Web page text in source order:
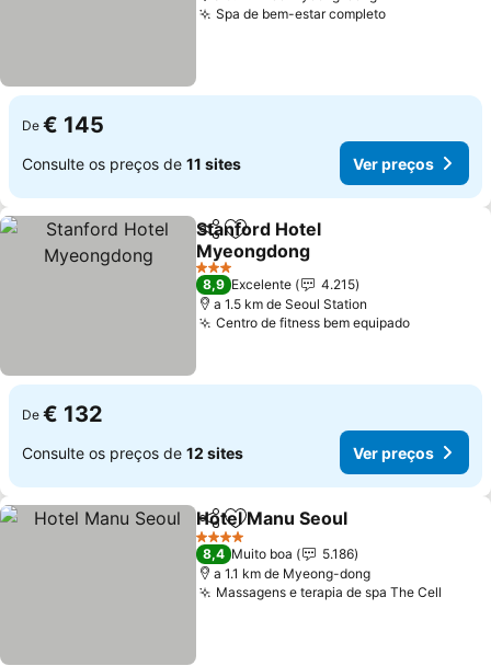
Spa de bem-estar completo
De € 145
Consulte os preços de 11 sites Ver preços
PartilharAdicionar aos favoritos
Stanford Hotel
Myeongdong
3 Estrelas
8,9 Excelente
4.215
a 1.5 km de Seoul Station
Centro de fitness bem equipado
De € 132
Consulte os preços de 12 sites Ver preços
PartilharAdicionar aos favoritos
Hotel Manu Seoul
4 Estrelas
8,4 Muito boa
5.186
a 1.1 km de Myeong-dong
Massagens e terapia de spa The Cell